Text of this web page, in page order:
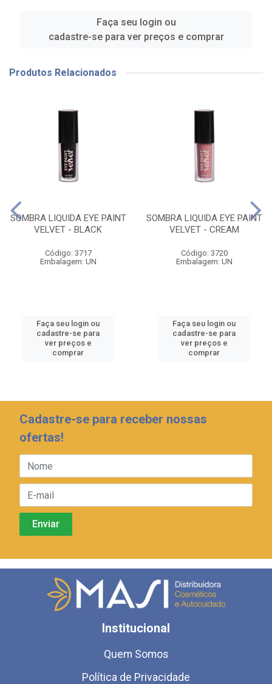
Faça seu login ou
cadastre-se para ver preços e comprar
Produtos Relacionados
SOMBRA LIQUIDA EYE PAINT
VELVET - BLACK
Código: 3717
Embalagem: UN
Faça seu login ou
cadastre-se para
ver preços e
comprar
SOMBRA LIQUIDA EYE PAINT
VELVET - CREAM
Código: 3720
Embalagem: UN
Faça seu login ou
cadastre-se para
ver preços e
comprar
Cadastre-se para receber nossas
ofertas!
Institucional
Quem Somos
Política de Privacidade